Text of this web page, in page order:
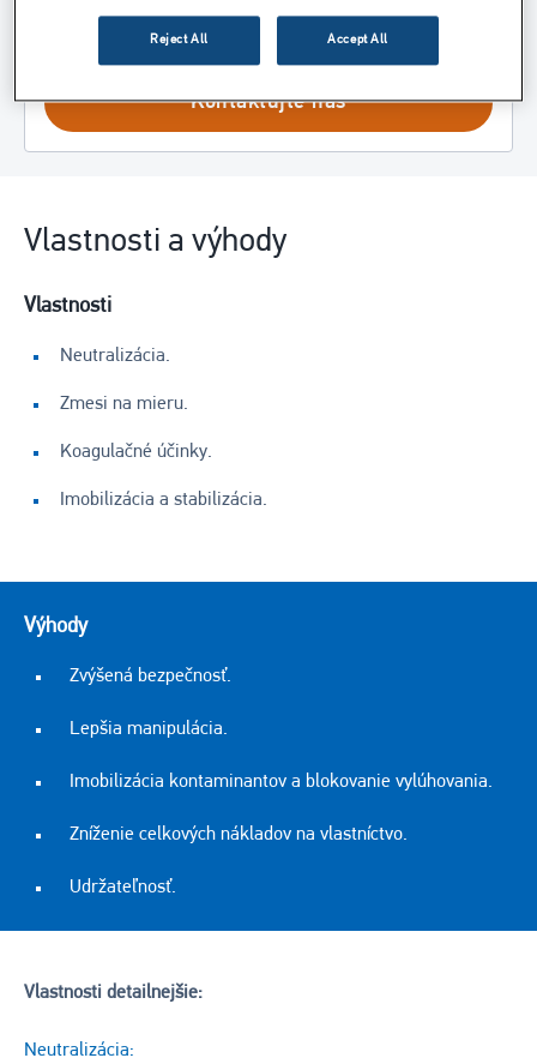
Máte otázku týkajúcu sa tejto aplikácie? Spýtajte sa
našich špecialistov
Kontaktujte nás
Vlastnosti a výhody
Vlastnosti
Neutralizácia.
Zmesi na mieru.
Koagulačné účinky.
Imobilizácia a stabilizácia.
Výhody
Zvýšená bezpečnosť.
Lepšia manipulácia.
Imobilizácia kontaminantov a blokovanie vylúhovania.
Zníženie celkových nákladov na vlastníctvo.
Udržateľnosť.
Vlastnosti detailnejšie:
Neutralizácia:
Reject All Accept All